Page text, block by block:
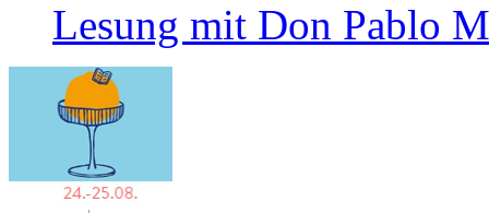
Lesung mit Don Pablo